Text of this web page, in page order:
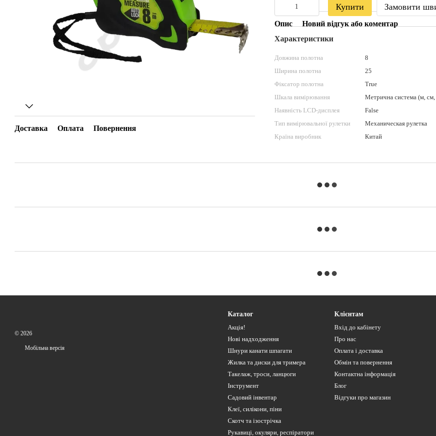
Доставка Оплата Повернення
Купити Замовити
Опис
Новий відгук або коментар
Характеристики
Довжина полотна
8
Ширина полотна
25
Фіксатор полотна
True
Шкала вимірювання
Метрична система (м,
Наявність LCD-дисплея
False
Тип вимірювальної рулетки
Механическая рулетка
Країна виробник
Китай
© 2026
Мобільна версія
Каталог
Акція!
Нові надходження
Шнури канати шпагати
Жилка та диски для тримера
Такелаж, троси, ланцюги
Інструмент
Садовий інвентар
Клеї, силікони, піни
Скотч та ізострічка
Рукавиці, окуляри, респіратори
Клієнтам
Вхід до кабінету
Про нас
Оплата і доставка
Обмін та повернення
Контактна інформація
Блог
Відгуки про магазин